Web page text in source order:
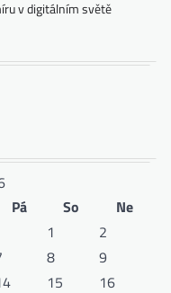
v digitálním světě
Pá So
Ne
1
2
8
9
15
16